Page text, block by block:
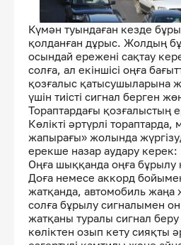
Күмән туындаған кезде
қолданған дұрыс. Жолдың
осындай ережені сақтау
солға, ал екіншісі оңға
қозғалыс қатысушыларына
үшін тиісті сигнал берген
Тораптардағы қозғалыстың
Көлікті әртүрлі
жапырағы» жолында
ерекше назар аудару керек:
Оңға шыққанда оңға бұрылу
Доға немесе аккорд
жатқанда, автомобиль жаңа
солға бұрылу сигналымен
жатқаны туралы сигнал
көліктен озып кету сияқты